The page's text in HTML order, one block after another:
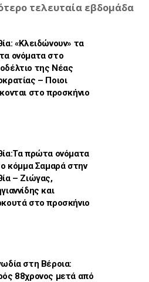
τελευταία εβδομάδα
«Κλειδώνουν» τα
ονόματα στο
της Νέας
– Ποιοι
στο προσκήνιο
πρώτα ονόματα
κόμμα Σαμαρά στην
– Ζιώγας,
και
στο προσκήνιο
στη Βέροια:
88χρονος μετά από